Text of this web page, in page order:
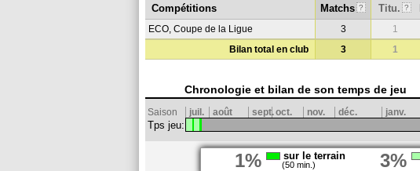
Compétitions
Matchs ? Titu. ?
ECO, Coupe de la Ligue 3 1
Bilan total en club
3 1
Chronologie et bilan de son temps de jeu
Saison juil. août sept.oct. nov. déc. janv.
Tps jeu:
1% sur le terrain
(50 min.) 3%